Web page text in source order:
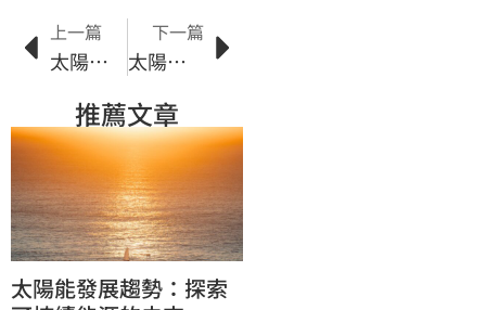
上一篇
太陽能應用：提高能源效率的可持續解決方案
下一篇
太陽能投資指南：如何選擇適合的太陽能項目
推薦文章
太陽能發展趨勢：探索